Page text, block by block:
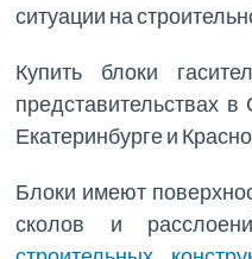
ситуации на
Купить блоки
представительствах
Екатеринбурге и
Блоки имеют
сколов и